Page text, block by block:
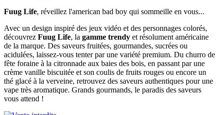
Fuug Life, réveillez l'american bad boy qui sommeille en vous...
Avec un design inspiré des jeux vidéo et des personnages colorés,
découvrez Fuug Life, la gamme trendy et résolument américaine
de la marque. Des saveurs fruitées, gourmandes, sucrées ou
acidulées, laissez-vous tenter par une variété premium. Du churro de
fête foraine à la citronnade aux baies des bois, en passant par une
crème vanille biscuitée et son coulis de fruits rouges ou encore un
thé glacé à la verveine, retrouvez des saveurs authentiques pour une
vape très aromatique. Grands gourmands, le paradis des saveurs
vous attend !